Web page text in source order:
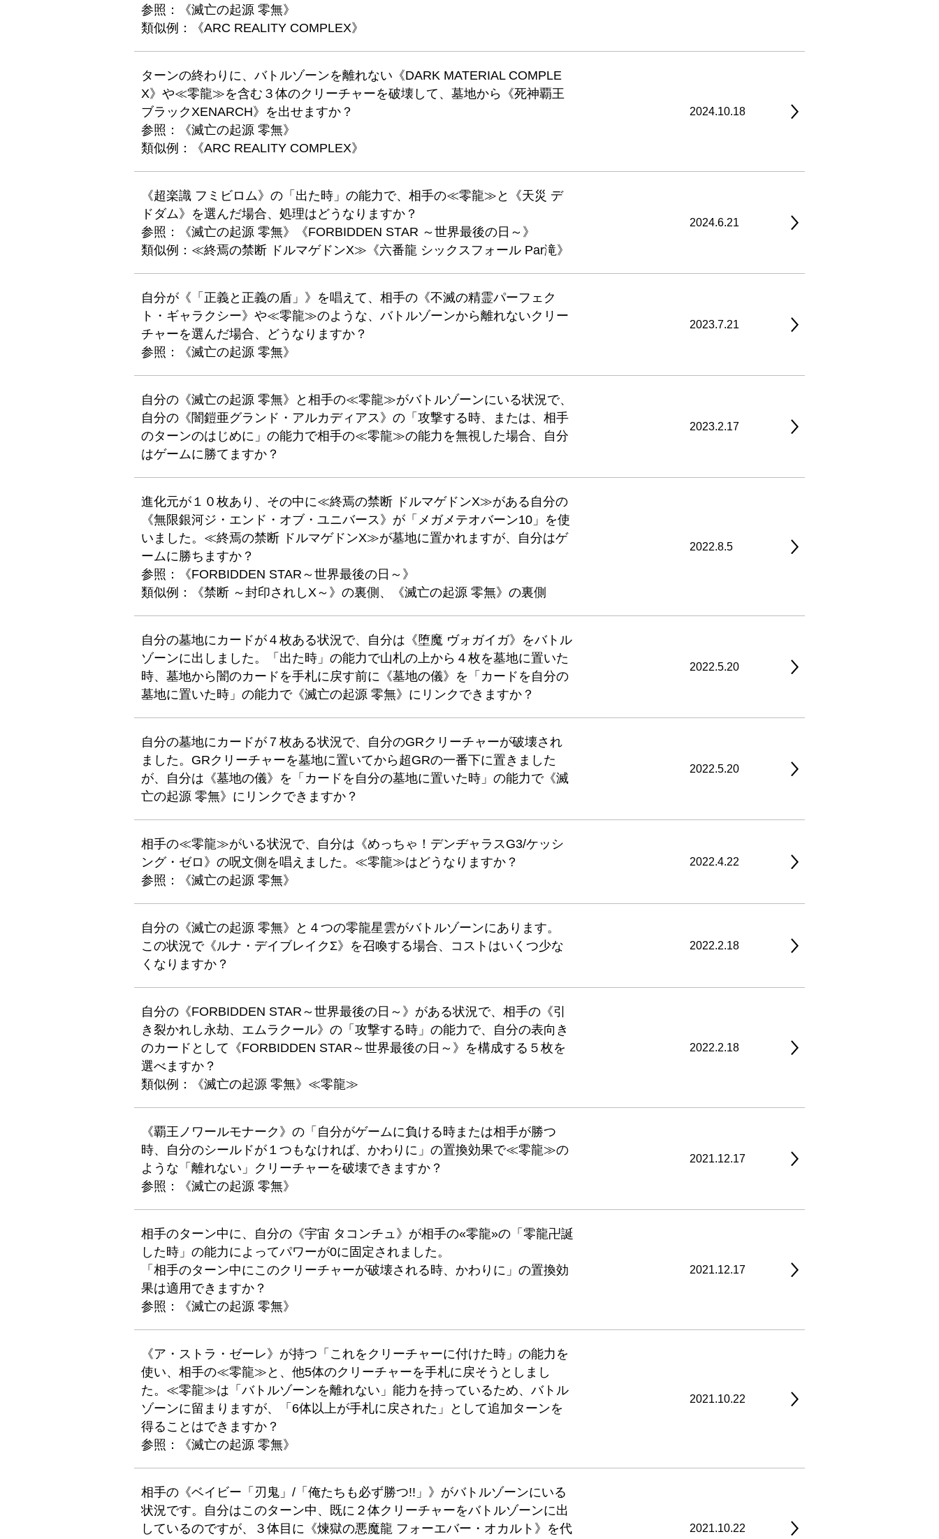
参照：《滅亡の起源 零無》
類似例：《ARC REALITY COMPLEX》
ターンの終わりに、バトルゾーンを離れない《DARK MATERIAL COMPLE
X》や≪零龍≫を含む３体のクリーチャーを破壊して、墓地から《死神覇王
ブラックXENARCH》を出せますか？
参照：《滅亡の起源 零無》
類似例：《ARC REALITY COMPLEX》
2024.10.18
《超楽識 フミビロム》の「出た時」の能力で、相手の≪零龍≫と《天災 デ
ドダム》を選んだ場合、処理はどうなりますか？
参照：《滅亡の起源 零無》《FORBIDDEN STAR ～世界最後の日～》
類似例：≪終焉の禁断 ドルマゲドンX≫《六番龍 シックスフォール Par滝》
2024.6.21
自分が《「正義と正義の盾」》を唱えて、相手の《不滅の精霊パーフェク
ト・ギャラクシー》や≪零龍≫のような、バトルゾーンから離れないクリー
チャーを選んだ場合、どうなりますか？
参照：《滅亡の起源 零無》
2023.7.21
自分の《滅亡の起源 零無》と相手の≪零龍≫がバトルゾーンにいる状況で、
自分の《闇鎧亜グランド・アルカディアス》の「攻撃する時、または、相手
のターンのはじめに」の能力で相手の≪零龍≫の能力を無視した場合、自分
はゲームに勝てますか？
2023.2.17
進化元が１０枚あり、その中に≪終焉の禁断 ドルマゲドンX≫がある自分の
《無限銀河ジ・エンド・オブ・ユニバース》が「メガメテオバーン10」を使
いました。≪終焉の禁断 ドルマゲドンX≫が墓地に置かれますが、自分はゲ
ームに勝ちますか？
参照：《FORBIDDEN STAR～世界最後の日～》
類似例：《禁断 ～封印されしX～》の裏側、《滅亡の起源 零無》の裏側
2022.8.5
自分の墓地にカードが４枚ある状況で、自分は《堕魔 ヴォガイガ》をバトル
ゾーンに出しました。「出た時」の能力で山札の上から４枚を墓地に置いた
時、墓地から闇のカードを手札に戻す前に《墓地の儀》を「カードを自分の
墓地に置いた時」の能力で《滅亡の起源 零無》にリンクできますか？
2022.5.20
自分の墓地にカードが７枚ある状況で、自分のGRクリーチャーが破壊され
ました。GRクリーチャーを墓地に置いてから超GRの一番下に置きました
が、自分は《墓地の儀》を「カードを自分の墓地に置いた時」の能力で《滅
亡の起源 零無》にリンクできますか？
2022.5.20
相手の≪零龍≫がいる状況で、自分は《めっちゃ！デンヂャラスG3/ケッシ
ング・ゼロ》の呪文側を唱えました。≪零龍≫はどうなりますか？
参照：《滅亡の起源 零無》
2022.4.22
自分の《滅亡の起源 零無》と４つの零龍星雲がバトルゾーンにあります。
この状況で《ルナ・デイブレイクΣ》を召喚する場合、コストはいくつ少な
くなりますか？
2022.2.18
自分の《FORBIDDEN STAR～世界最後の日～》がある状況で、相手の《引
き裂かれし永劫、エムラクール》の「攻撃する時」の能力で、自分の表向き
のカードとして《FORBIDDEN STAR～世界最後の日～》を構成する５枚を
選べますか？
類似例：《滅亡の起源 零無》≪零龍≫
2022.2.18
《覇王ノワールモナーク》の「自分がゲームに負ける時または相手が勝つ
時、自分のシールドが１つもなければ、かわりに」の置換効果で≪零龍≫の
ような「離れない」クリーチャーを破壊できますか？
参照：《滅亡の起源 零無》
2021.12.17
相手のターン中に、自分の《宇宙 タコンチュ》が相手の«零龍»の「零龍卍誕
した時」の能力によってパワーが0に固定されました。
「相手のターン中にこのクリーチャーが破壊される時、かわりに」の置換効
果は適用できますか？
参照：《滅亡の起源 零無》
2021.12.17
《ア・ストラ・ゼーレ》が持つ「これをクリーチャーに付けた時」の能力を
使い、相手の≪零龍≫と、他5体のクリーチャーを手札に戻そうとしまし
た。≪零龍≫は「バトルゾーンを離れない」能力を持っているため、バトル
ゾーンに留まりますが、「6体以上が手札に戻された」として追加ターンを
得ることはできますか？
参照：《滅亡の起源 零無》
2021.10.22
相手の《ベイビー「刃鬼」/「俺たちも必ず勝つ!!」》がバトルゾーンにいる
状況です。自分はこのターン中、既に２体クリーチャーをバトルゾーンに出
しているのですが、３体目に《煉獄の悪魔龍 フォーエバー・オカルト》を代
2021.10.22